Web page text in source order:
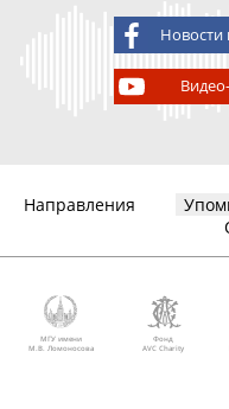
Новости
Направления
МГУ имени
М.В. Ломоносова
Фонд
AVC Charity